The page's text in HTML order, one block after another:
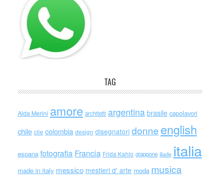
TAG
Alda Merini amore architetti argentina brasile capolavori
chile cile colombia design disegnatori donne english
espana fotografia Francia Frida Kahlo giappone iliade italia
made in italy messico mestieri d' arte moda musica